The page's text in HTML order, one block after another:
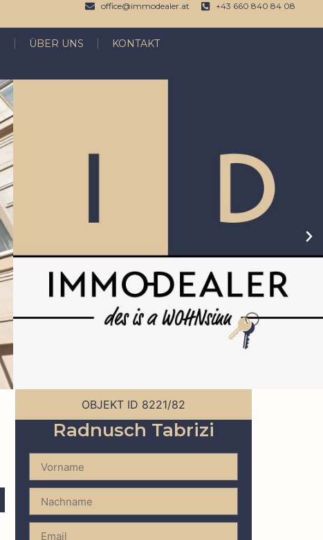
office@immodealer.at +43 660 840 84 08
ÜBER UNS KONTAKT
OBJEKT ID 8221/82
Ihr Berater
Radnusch Tabrizi